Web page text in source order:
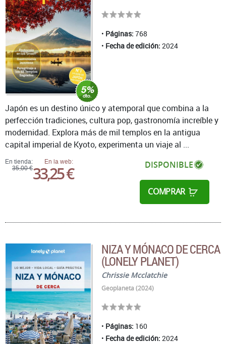
Páginas: 768
Fecha de edición: 2024
En tienda:
35,00 €
En la web:
33,25 € DISPONIBLE
COMPRAR
Japón es un destino único y atemporal que combina a la
perfección tradiciones, cultura pop, gastronomía increíble y
modernidad. Explora más de mil templos en la antigua
capital imperial de Kyoto, experimenta un viaje al ...
NIZA Y MÓNACO DE CERCA
(LONELY PLANET)
Chrissie Mcclatchie
Geoplaneta (2024)
Páginas: 160
Fecha de edición: 2024